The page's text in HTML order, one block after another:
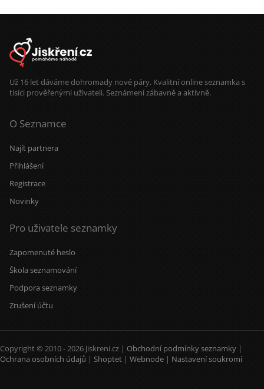
Už 16 let dáváme dohromady nové páry. Kvalitní online seznamka s
tisíci prověřenými uživateli. Seznámení zábavně a aktivně.
O Seznamce
Najít partnera
Přihlášení
Registrace
Novinky
Pro uživatele seznamky
Zapomenuté heslo
Škola seznamování
Podpora seznamky
Zrušení účtu
Copyright © 2010 - 2026 Jiskreni.cz | Obchodní podmínky seznamky |
Ochrana osobních údajů | Shoptet | Webnode | Nastavení soukromí